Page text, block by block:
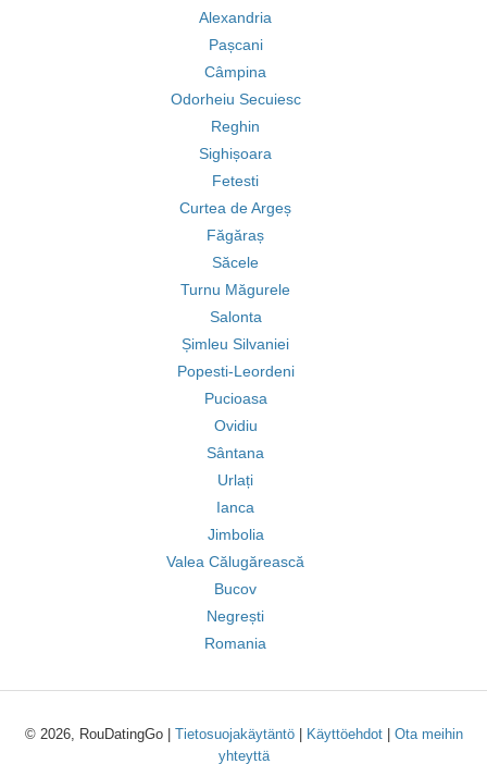
Alexandria
Pașcani
Câmpina
Odorheiu Secuiesc
Reghin
Sighișoara
Fetesti
Curtea de Argeș
Făgăraș
Săcele
Turnu Măgurele
Salonta
Șimleu Silvaniei
Popesti-Leordeni
Pucioasa
Ovidiu
Sântana
Urlați
Ianca
Jimbolia
Valea Călugărească
Bucov
Negrești
Romania
© 2026, RouDatingGo | Tietosuojakäytäntö| Käyttöehdot| Ota meihin
yhteyttä